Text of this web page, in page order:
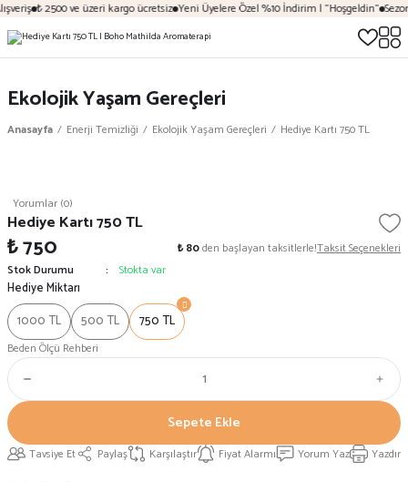
₺ 2500 ve üzeri kargo ücretsiz Yeni Üyelere Özel %10 İndirim | "Hoşgeldin"
Ekolojik Yaşam Gereçleri
Anasayfa Enerji Temizliği Ekolojik Yaşam Gereçleri Hediye Kartı 750 TL
Yorumlar (0)
Hediye Kartı 750 TL
₺ 750 ₺ 80den başlayan taksitlerle!Taksit Seçenekleri
Stok Durumu
Stokta var
Hediye Miktarı
1000 TL
500 TL 750 TL
Beden Ölçü Rehberi
Sepete Ekle
Tavsiye Et Paylaş Karşılaştır Fiyat Alarmı Yorum Yaz Yazdır